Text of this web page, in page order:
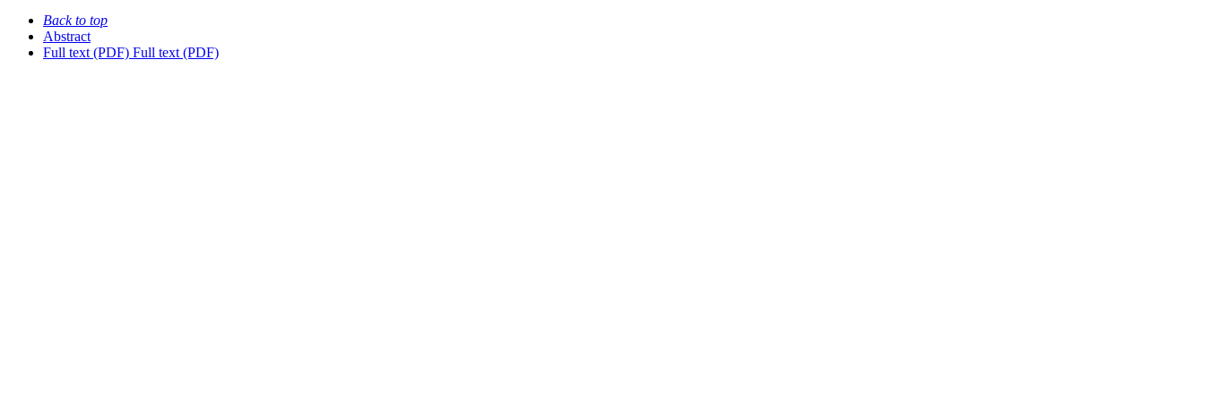
Back to top
Abstract
Full text (PDF) Full text (PDF)